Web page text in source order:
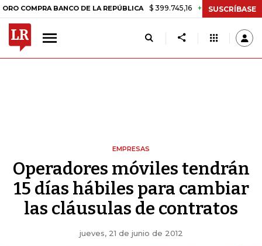
BANCO DE LA REPÚBLICA $ 399.745,16 +$ 2.295,71 +0,58%
SUSCRÍBASE
EMPRESAS
Operadores móviles tendrán
15 días hábiles para cambiar
las cláusulas de contratos
jueves, 21 de junio de 2012